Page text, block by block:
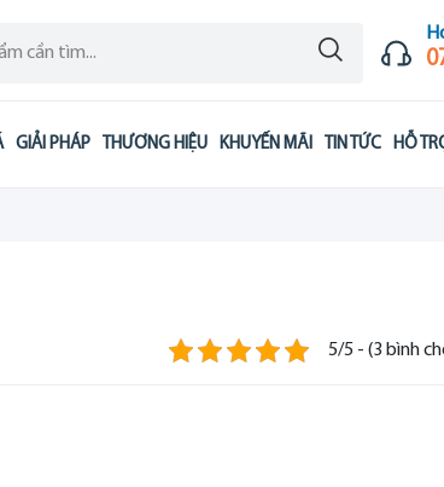
GIẢI PHÁP THƯƠNG HIỆU KHUYẾN MÃI TIN TỨC HỖ
5/5 - (3 bình